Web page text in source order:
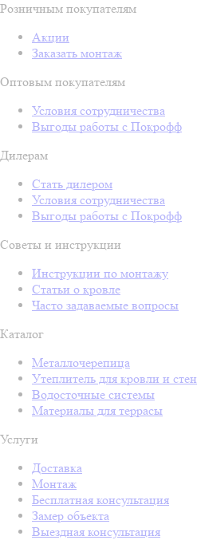
Розничным покупателям
Акции
Заказать монтаж
Оптовым покупателям
Условия сотрудничества
Выгоды работы с Покрофф
Дилерам
Стать дилером
Условия сотрудничества
Выгоды работы с Покрофф
Советы и инструкции
Инструкции по монтажу
Статьи о кровле
Часто задаваемые вопросы
Каталог
Металлочерепица
Утеплитель для кровли и стен
Водосточные системы
Материалы для террасы
Услуги
Доставка
Монтаж
Бесплатная консультация
Замер объекта
Выездная консультация